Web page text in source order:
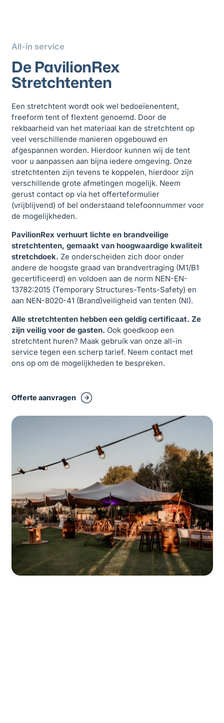
All-in service
De PavilionRex
Stretchtenten
Een stretchtent wordt ook wel bedoeïenentent,
freeform tent of flextent genoemd. Door de
rekbaarheid van het materiaal kan de stretchtent op
veel verschillende manieren opgebouwd en
afgespannen worden. Hierdoor kunnen wij de tent
voor u aanpassen aan bijna iedere omgeving. Onze
stretchtenten zijn tevens te koppelen, hierdoor zijn
verschillende grote afmetingen mogelijk. Neem
gerust contact op via het offerteformulier
(vrijblijvend) of bel onderstaand telefoonnummer voor
de mogelijkheden.
PavilionRex verhuurt lichte en brandveilige
stretchtenten, gemaakt van hoogwaardige kwaliteit
stretchdoek. Ze onderscheiden zich door onder
andere de hoogste graad van brandvertraging (M1/B1
gecertificeerd) en voldoen aan de norm NEN-EN-
13782:2015 (Temporary Structures-Tents-Safety) en
aan NEN-8020-41 (Brand)veiligheid van tenten (Nl).
Alle stretchtenten hebben een geldig certificaat. Ze
zijn veilig voor de gasten. Ook goedkoop een
stretchtent huren? Maak gebruik van onze all-in
service tegen een scherp tarief. Neem contact met
ons op om de mogelijkheden te bespreken.
Offerte aanvragen